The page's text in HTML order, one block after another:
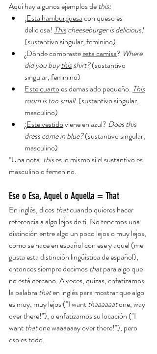
Aquí hay algunos ejemplos de this:
¡Esta hamburguesa con queso es
deliciosa! This cheeseburger is delicious!
(sustantivo singular, feminino)
¿Dónde compraste esta camisa? Where
did you buy this shirt? (sustantivo
singular, feminino)
Este cuarto es demasiado pequeño. This
room is too small. (sustantivo singular,
masculino)
¿Este vestido viene en azul? Does this
dress come in blue? (sustantivo singular,
masculino)
*Una nota: this es lo mismo si el sustantivo es
masculino o femenino.
Ese o Esa, Aquel o Aquella = That
En inglés, dices that cuando quieres hacer
referencia a algo lejos de ti. No tenemos una
distinción entre algo un poco lejos o muy lejos,
como se hace en español con ese y aquel (me
gusta esta distinción lingüística de español),
entonces siempre decimos that para algo que
no está cercano. A veces, quizas, enfatizamos
la palabra that en inglés para mostrar que algo
es muy, muy lejos ("I want thaaaaaat one, way
over there!"), o enfatizamos su locación ("I
want that one waaaaaay over there!"), pero
eso es todo.